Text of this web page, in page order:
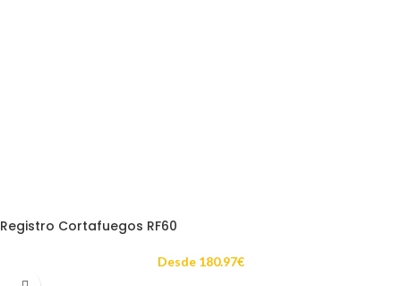
Registro Cortafuegos RF60
Desde 180.97€